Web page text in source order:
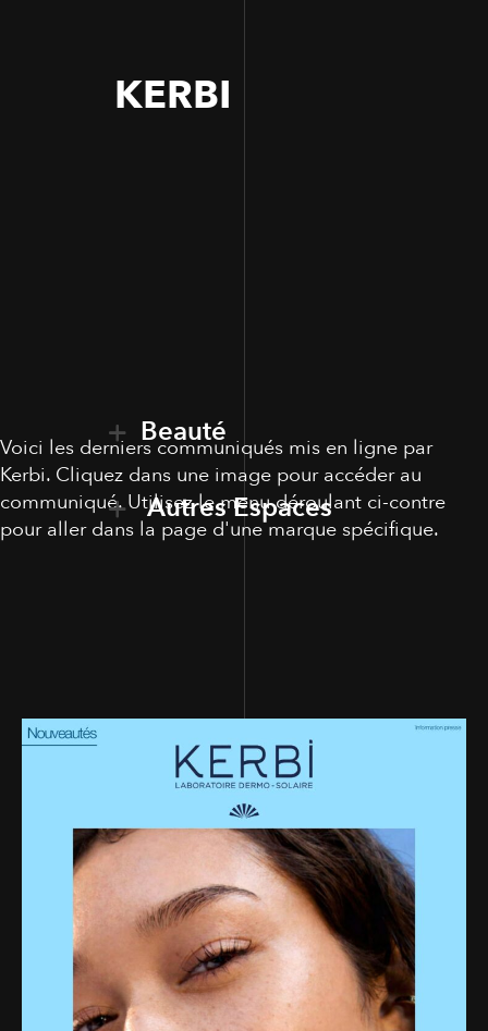
KERBI
Beauté
Autres Espaces
Voici les derniers communiqués mis en ligne par
Kerbi. Cliquez dans une image pour accéder au
communiqué. Utilisez le menu déroulant ci-contre
pour aller dans la page d'une marque spécifique.